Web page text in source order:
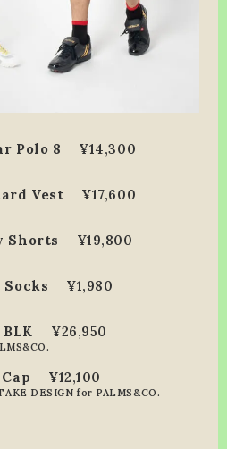
Polo 8 ¥14,300
Vest ¥17,600
Shorts ¥19,800
¥1,980
¥26,950
¥12,100
DESIGN for PALMS&CO.